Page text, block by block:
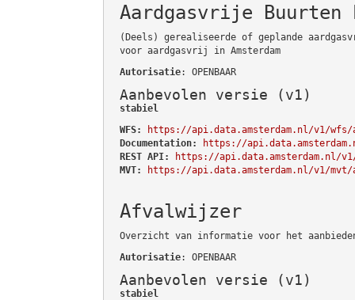
Aardgasvrije
(Deels) gerealiseerde of geplande
voor aardgasvrij in Amsterdam
Autorisatie: OPENBAAR
Aanbevolen versie (v1)
stabiel
WFS:
https://api.data.amsterdam.nl/v1/wfs/
Documentation:
https://
REST API:
https://api.data.amsterdam.nl/
MVT:
https://api.data.amsterdam.nl/v1/mvt/
Afvalwijzer
Overzicht van informatie voor het
Autorisatie: OPENBAAR
Aanbevolen versie (v1)
stabiel